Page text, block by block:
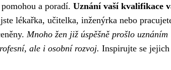
a poradí. Uznání vaší kvalifikace
lékařka, učitelka, inženýrka nebo
Mnoho žen již úspěšně prošlo uznáním
ale i osobní rozvoj. Inspirujte se jejich